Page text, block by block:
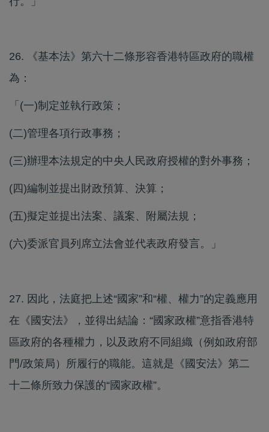
26. 《基本法》第六十二條形容香港特區政府的職權
為：
「(一)制定並執行政策；
(二)管理各項行政事務；
(三)​辦理本法規定的中央人民政府授權的對外事務；
(四)編制並提出財政預算、決算；
(五)擬定並提出法案、議案、附屬法規；
(六)委派官員列席立法會並代表政府發言。」
27. 因此，法庭把上述“國家”和“權、權力”的定義應用
在《國安法》，並得出結論：“國家政權”意指香港特
區政府的各種權力，以及政府不同組織（例如政府部
門/政策局）所履行的職能。這就是《國安法》第二
十二條所致力保護的“國家政權”。